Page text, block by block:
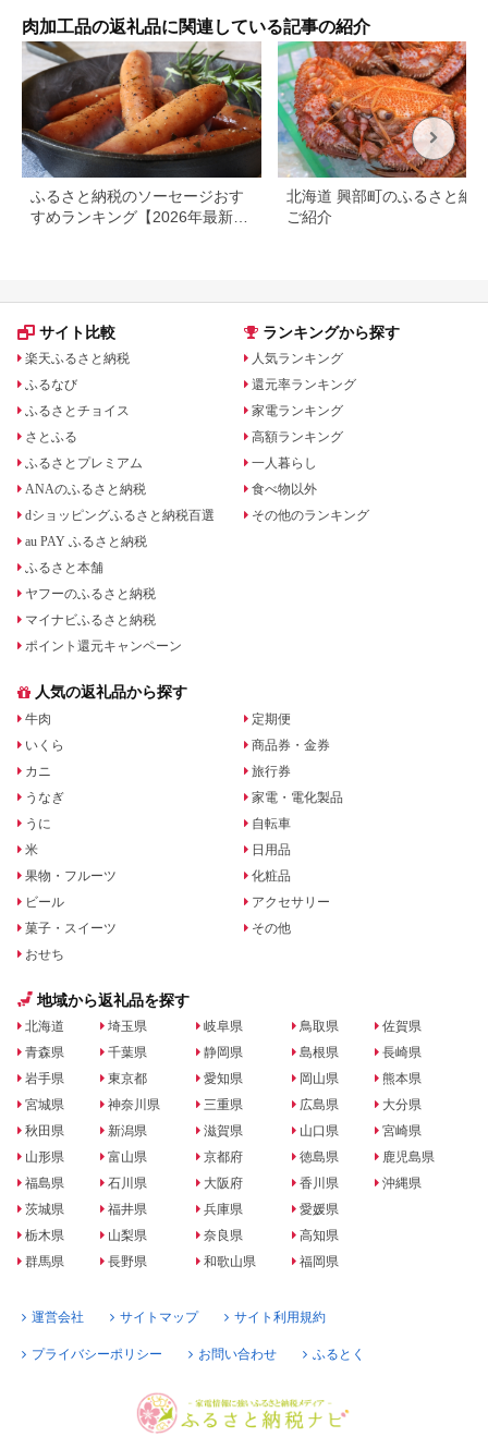
間～1か月程度でお届
けします。※在庫状況
によってお待ちいただ
く場合がございます。
め合わせ セット 食べ
比べセット 食べ比べ
中華 ご当地 食べ物
肉加工品の返礼品に関連している記事の紹介
ふるさと納税のソーセージおす
すめランキング【2026年最新
北海道 興部町のふるさと納
ご紹介
サイト比較
楽天ふるさと納税
ふるなび
ふるさとチョイス
さとふる
ふるさとプレミアム
ANAのふるさと納税
dショッピングふるさと納税百選
au PAY ふるさと納税
ふるさと本舗
ヤフーのふるさと納税
マイナビふるさと納税
ポイント還元キャンペーン
ランキングから探す
人気ランキング
還元率ランキング
家電ランキング
高額ランキング
一人暮らし
食べ物以外
その他のランキング
人気の返礼品から探す
牛肉
いくら
カニ
うなぎ
うに
米
果物・フルーツ
ビール
菓子・スイーツ
おせち
定期便
商品券・金券
旅行券
家電・電化製品
自転車
日用品
化粧品
アクセサリー
その他
地域から返礼品を探す
北海道
青森県
岩手県
宮城県
秋田県
山形県
福島県
茨城県
栃木県
群馬県
埼玉県
千葉県
東京都
神奈川県
新潟県
富山県
石川県
福井県
山梨県
長野県
岐阜県
静岡県
愛知県
三重県
滋賀県
京都府
大阪府
兵庫県
奈良県
和歌山県
鳥取県
島根県
岡山県
広島県
山口県
徳島県
香川県
愛媛県
高知県
福岡県
佐賀県
長崎県
熊本県
大分県
宮崎県
鹿児島県
沖縄県
運営会社 サイトマップ サイト利用規約
プライバシーポリシー お問い合わせ ふるとく